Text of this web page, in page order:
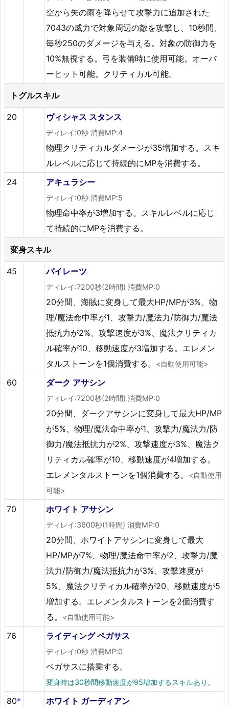
空から矢の雨を降らせて攻撃力に追加された
7043の威力で対象周辺の敵を攻撃し、10秒間、
毎秒250のダメージを与える。対象の防御力を
10%無視する。弓を装備時に使用可能。オーバ
ーヒット可能。クリティカル可能。
トグルスキル
20 ヴィシャス スタンス
ディレイ:0秒 消費MP:4
物理クリティカルダメージが35増加する。スキ
ルレベルに応じて持続的にMPを消費する。
24
アキュラシー
ディレイ:0秒 消費MP:5
物理命中率が3増加する。スキルレベルに応じ
て持続的にMPを消費する。
変身スキル
45 パイレーツ
ディレイ:7200秒(2時間) 消費MP:0
20分間、海賊に変身して最大HP/MPが3%、物
理/魔法命中率が1、攻撃力/魔法力/防御力/魔法
抵抗力が2%、攻撃速度が3%、魔法クリティカ
ル確率が10、移動速度が3増加する。エレメン
タルストーンを1個消費する。
<自動使用可能>
60 ダーク アサシン
ディレイ:7200秒(2時間) 消費MP:0
20分間、ダークアサシンに変身して最大HP/MP
が5%、物理/魔法命中率が1、攻撃力/魔法力/防
御力/魔法抵抗力が2%、攻撃速度が3%、魔法ク
リティカル確率が10、移動速度が4増加する。
エレメンタルストーンを1個消費する。
<自動使用
可能>
70 ホワイト アサシン
ディレイ:3600秒(1時間) 消費MP:0
20分間、ホワイトアサシンに変身して最大
HP/MPが7%、物理/魔法命中率が2、攻撃力/魔
法力/防御力/魔法抵抗力が3%、攻撃速度が
5%、魔法クリティカル確率が20、移動速度が5
増加する。エレメンタルストーンを2個消費す
る。
<自動使用可能>
76 ライディング ペガサス
ディレイ:0秒 消費MP:0
ペガサスに搭乗する。
変身時は30秒間移動速度が95増加するスキルあり。
80* ホワイト ガーディアン